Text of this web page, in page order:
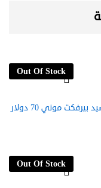
Out Of Stock
موني 70 دولار
Out Of Stock